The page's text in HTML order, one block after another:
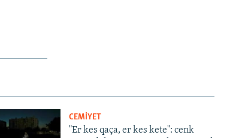
CEMİYET
"Er kes qaça, er kes kete": cenk